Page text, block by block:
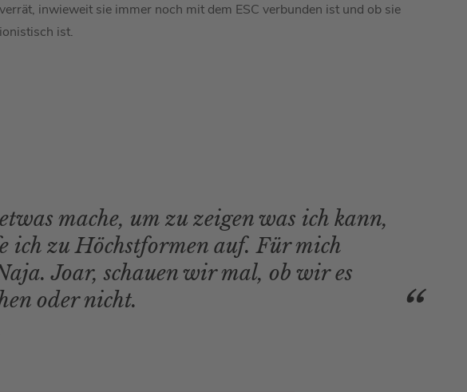
verrät, inwieweit sie immer noch mit dem ESC verbunden ist und ob sie
ist.
mache, um zu zeigen was ich kann,
ich zu Höchstformen auf. Für mich
Joar, schauen wir mal, ob wir es
oder nicht.